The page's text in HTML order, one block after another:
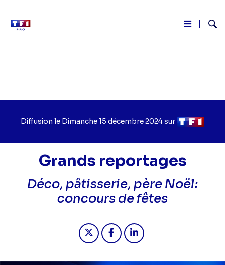
Diffusion le Jour
diffusion
Dimanche 15 décembre 2024sur Chaîne
diffusion
Grands reportages
Déco, pâtisserie, père Noël:
concours de fêtes
Partager "2024-12-15 15:25 -
Partager "2024-12-15